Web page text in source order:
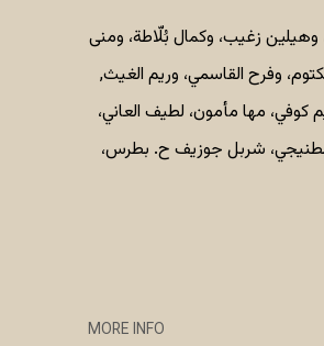
زغيب، وكمال بُلّاطة، ومنى
وفرح القاسمي، وريم الغيث,
مها مأمون، لطيف العاني،
شربل جوزيف ح. بطرس،
MORE INFO